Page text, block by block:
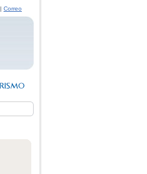
| Correo